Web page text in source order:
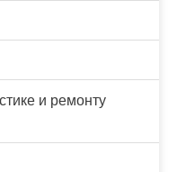
и ремонту